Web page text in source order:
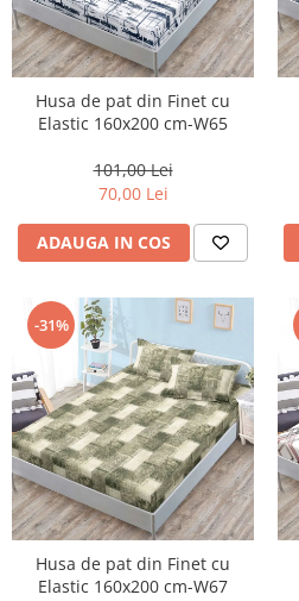
Husa de pat din Finet cu
Elastic 160x200 cm-W65
101,00 Lei
70,00 Lei
ADAUGA IN COS
-31%
Husa de pat din Finet cu
Elastic 160x200 cm-W67